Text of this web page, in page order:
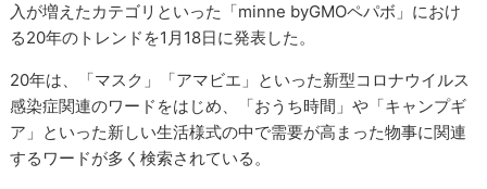
入が増えたカテゴリといった「minne byGMOペパボ」におけ
る20年のトレンドを1月18日に発表した。
20年は、「マスク」「アマビエ」といった新型コロナウイルス
感染症関連のワードをはじめ、「おうち時間」や「キャンプギ
ア」といった新しい生活様式の中で需要が高まった物事に関連
するワードが多く検索されている。